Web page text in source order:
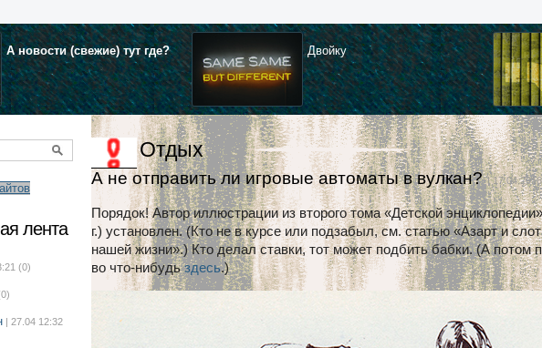
А новости (свежие) тут где? Двойку
лента
(0)
| 27.04 12:32
Отдых
А не отправить ли игровые автоматы в вулкан?|
Порядок! Автор иллюстрации из второго тома «Детской
г.) установлен. (Кто не в курсе или подзабыл, см. статью «Азарт и
нашей жизни».) Кто делал ставки, тот может подбить бабки. (А потом
во что-нибудьздесь.)